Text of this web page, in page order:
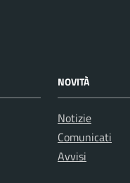
NOVITÀ
Notizie
Comunicati
Avvisi